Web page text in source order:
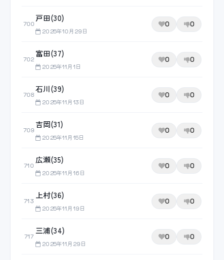
700
戸田(30)
2025年10月29日
0 0
702
富田(37)
2025年11月1日
0 0
708
石川(39)
2025年11月13日
0 0
709
吉岡(31)
2025年11月15日
0 0
710
広瀬(35)
2025年11月16日
0 0
713
上村(36)
2025年11月19日
0 0
717
三浦(34)
2025年11月29日
0 0